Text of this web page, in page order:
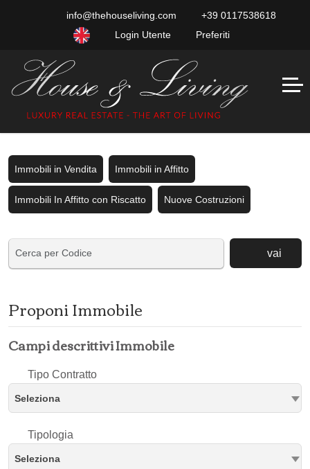
info@thehouseliving.com
+39 0117538618
Login Utente
Preferiti
Immobili in Vendita Immobili in Affitto
Immobili In Affitto con Riscatto Nuove Costruzioni
vai
Proponi Immobile
Campi descrittivi Immobile
Tipo Contratto
Seleziona
Tipologia
Seleziona